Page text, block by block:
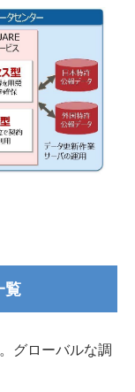
覧
グローバルな調